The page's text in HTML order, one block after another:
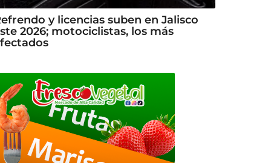
y licencias suben en Jalisco
2026; motociclistas, los más